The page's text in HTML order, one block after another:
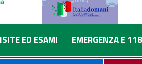
ED ESAMI EMERGENZA E 118